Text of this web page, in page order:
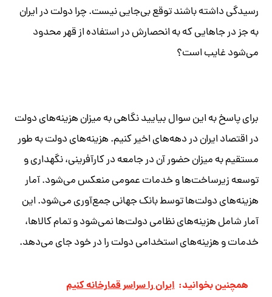
رسیدگی داشته باشند توقع بی‌جایی نیست. چرا دولت در ایران
به جز در جاهایی که به انحصارش در استفاده از قهر محدود
می‌شود غایب است؟
برای پاسخ به این سوال بیایید نگاهی به میزان هزینه‌های دولت
در اقتصاد ایران در دهه‌های اخیر کنیم. هزینه‌های دولت به طور
مستقیم به میزان حضور آن در جامعه در کارآفرینی، نگهداری و
توسعه زیرساخت‌ها و خدمات عمومی منعکس می‌شود. آمار
هزینه‌های دولت‌ها توسط بانک جهانی جمع‌آوری می‌شود. این
آمار شامل هزینه‌های نظامی دولت‌ها نمی‌شود و تمام کالاها،
خدمات و هزینه‌های استخدامی دولت را در خود جای می‌دهد.
همچنین بخوانید: ایران را سراسر قمارخانه کنیم